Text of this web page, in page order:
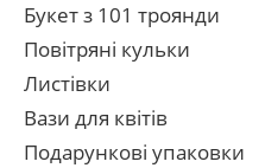
Букет з 101 троянди
Повітряні кульки
Листівки
Вази для квітів
Подарункові упаковки